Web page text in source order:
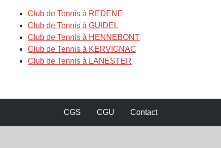
Club de Tennis à REDENE
Club de Tennis à GUIDEL
Club de Tennis à HENNEBONT
Club de Tennis à KERVIGNAC
Club de Tennis à LANESTER
CGS CGU Contact